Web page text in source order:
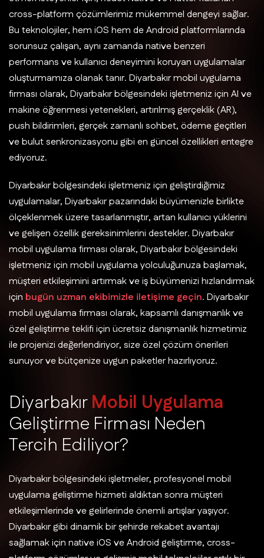
cross-platform çözümlerimiz mükemmel dengeyi sağlar.
Bu teknolojiler, hem iOS hem de Android platformlarında
sorunsuz çalışan, aynı zamanda native benzeri
performans ve kullanıcı deneyimini koruyan uygulamalar
oluşturmamıza olanak tanır. Diyarbakır mobil uygulama
firması olarak, Diyarbakır bölgesindeki işletmeniz için AI ve
makine öğrenmesi yetenekleri, artırılmış gerçeklik (AR),
push bildirimleri, gerçek zamanlı sohbet, ödeme geçitleri
ve bulut senkronizasyonu gibi en güncel özellikleri entegre
ediyoruz.
Diyarbakır bölgesindeki işletmeniz için geliştirdiğimiz
uygulamalar, Diyarbakır pazarındaki büyümenizle birlikte
ölçeklenmek üzere tasarlanmıştır, artan kullanıcı yüklerini
ve gelişen özellik gereksinimlerini destekler. Diyarbakır
mobil uygulama firması olarak, Diyarbakır bölgesindeki
işletmeniz için mobil uygulama yolculuğunuza başlamak,
müşteri etkileşimini artırmak ve iş büyümenizi hızlandırmak
için bugün uzman ekibimizle iletişime geçin. Diyarbakır
mobil uygulama firması olarak, kapsamlı danışmanlık ve
özel geliştirme teklifi için ücretsiz danışmanlık hizmetimiz
ile projenizi değerlendiriyor, size özel çözüm önerileri
sunuyor ve bütçenize uygun paketler hazırlıyoruz.
DiyarbakırMobil Uygulama
Geliştirme Firması Neden
Tercih Ediliyor?
Diyarbakır bölgesindeki işletmeler, profesyonel mobil
uygulama geliştirme hizmeti aldıktan sonra müşteri
etkileşimlerinde ve gelirlerinde önemli artışlar yaşıyor.
Diyarbakır gibi dinamik bir şehirde rekabet avantajı
sağlamak için native iOS ve Android geliştirme, cross-